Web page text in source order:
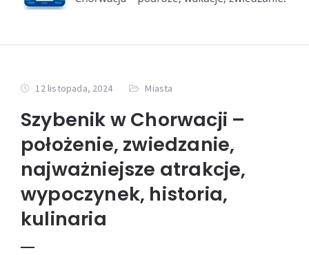
12 listopada, 2024 Miasta
Szybenik w Chorwacji –
położenie, zwiedzanie,
najważniejsze atrakcje,
wypoczynek, historia,
kulinaria